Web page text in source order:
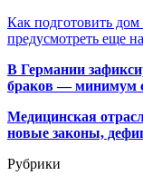
Как подготовить
предусмотреть еще
В Германии
браков — минимум с
Медицинская
новые законы,
Рубрики